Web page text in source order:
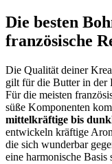
Die besten
französische
Die Qualität deiner
gilt für die Butter in der
Für die meisten
süße Komponenten
mittelkräftige bis
entwickeln kräftige
die sich wunderbar
eine harmonische Basis